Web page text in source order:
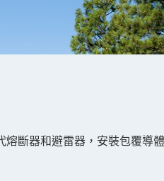
斷器和避雷器，安裝包覆導